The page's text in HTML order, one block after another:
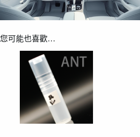
您可能也喜歡…